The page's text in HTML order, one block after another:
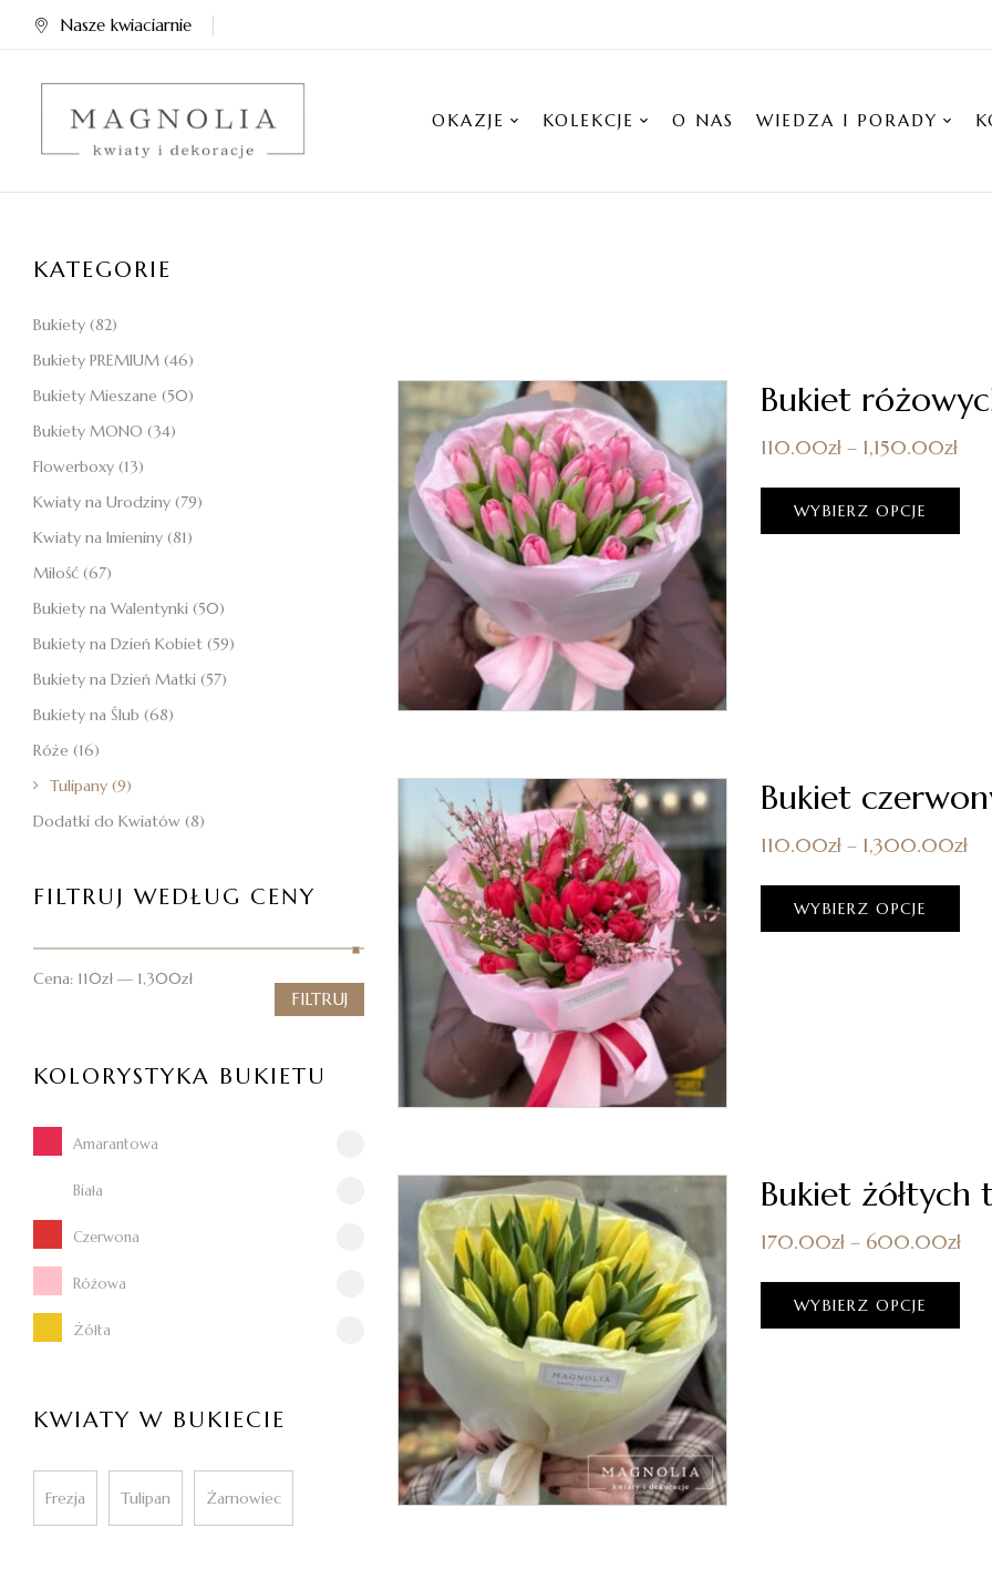
Nasze kwiaciarnie
OKAZJE KOLEKCJE O NAS WIEDZA I PORADY
KATEGORIE
Bukiety (82)
Bukiety PREMIUM (46)
Bukiety Mieszane (50)
Bukiety MONO (34)
Flowerboxy (13)
Kwiaty na Urodziny (79)
Kwiaty na Imieniny (81)
Miłość (67)
Bukiety na Walentynki (50)
Bukiety na Dzień Kobiet (59)
Bukiety na Dzień Matki (57)
Bukiety na Ślub (68)
Róże (16)
Tulipany (9)
Dodatki do Kwiatów (8)
FILTRUJ WEDŁUG CENY
FILTRUJ
Cena: 110zł — 1,300zł
KOLORYSTYKA BUKIETU
Amarantowa
Biała
Czerwona
Różowa
Żółta
KWIATY W BUKIECIE
Frezja Tulipan Żarnowiec
Bukiet
110.00zł– 1,150.00zł
WYBIERZ OPCJE
Bukiet
110.00zł– 1,300.00zł
WYBIERZ OPCJE
Bukiet żółtych
170.00zł– 600.00zł
WYBIERZ OPCJE